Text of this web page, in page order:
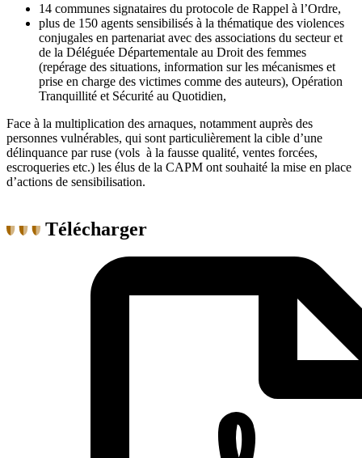
14 communes signataires du protocole de Rappel à l’Ordre,
plus de 150 agents sensibilisés à la thématique des violences
conjugales en partenariat avec des associations du secteur et
de la Déléguée Départementale au Droit des femmes
(repérage des situations, information sur les mécanismes et
prise en charge des victimes comme des auteurs), Opération
Tranquillité et Sécurité au Quotidien,
Face à la multiplication des arnaques, notamment auprès des
personnes vulnérables, qui sont particulièrement la cible d’une
délinquance par ruse (vols à la fausse qualité, ventes forcées,
escroqueries etc.) les élus de la CAPM ont souhaité la mise en place
d’actions de sensibilisation.
Télécharger